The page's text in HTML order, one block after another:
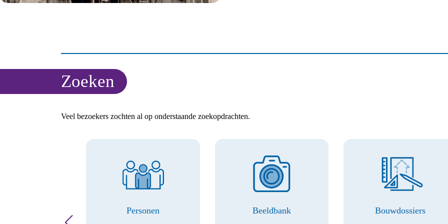
Zoeken
Veel bezoekers zochten al op onderstaande zoekopdrachten.
Personen Beeldbank Bouwdossiers